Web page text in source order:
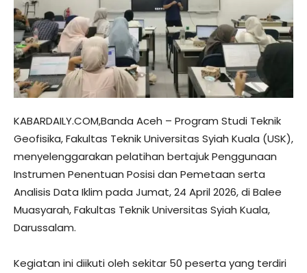
KABARDAILY.COM,Banda Aceh – Program Studi Teknik
Geofisika, Fakultas Teknik Universitas Syiah Kuala (USK),
menyelenggarakan pelatihan bertajuk Penggunaan
Instrumen Penentuan Posisi dan Pemetaan serta
Analisis Data Iklim pada Jumat, 24 April 2026, di Balee
Muasyarah, Fakultas Teknik Universitas Syiah Kuala,
Darussalam.
Kegiatan ini diikuti oleh sekitar 50 peserta yang terdiri